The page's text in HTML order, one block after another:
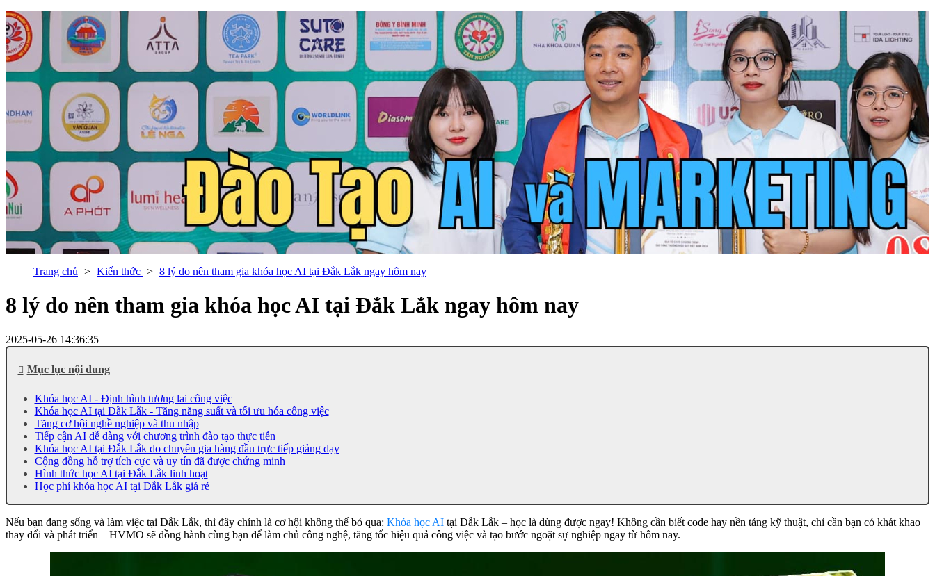
Trang chủ Kiến thức 8 lý do nên tham gia khóa học AI tại Đắk Lắk ngay hôm nay
8 lý do nên tham gia khóa học AI tại Đắk Lắk ngay hôm nay
2025-05-26 14:36:35
Mục lục nội dung
Khóa học AI - Định hình tương lai công việc
Khóa học AI tại Đắk Lắk - Tăng năng suất và tối ưu hóa công việc
Tăng cơ hội nghề nghiệp và thu nhập
Tiếp cận AI dễ dàng với chương trình đào tạo thực tiễn
Khóa học AI tại Đắk Lắk do chuyên gia hàng đầu trực tiếp giảng dạy
Cộng đồng hỗ trợ tích cực và uy tín đã được chứng minh
Hình thức học AI tại Đắk Lắk linh hoạt
Học phí khóa học AI tại Đắk Lắk giá rẻ
Nếu bạn đang sống và làm việc tại Đắk Lắk, thì đây chính là cơ hội không thể bỏ qua: Khóa học AI tại Đắk Lắk – học là dùng được ngay! Không cần biết code hay nền tảng kỹ thuật, chỉ cần bạn có khát khao
thay đổi và phát triển – HVMO sẽ đồng hành cùng bạn để làm chủ công nghệ, tăng tốc hiệu quả công việc và tạo bước ngoặt sự nghiệp ngay từ hôm nay.